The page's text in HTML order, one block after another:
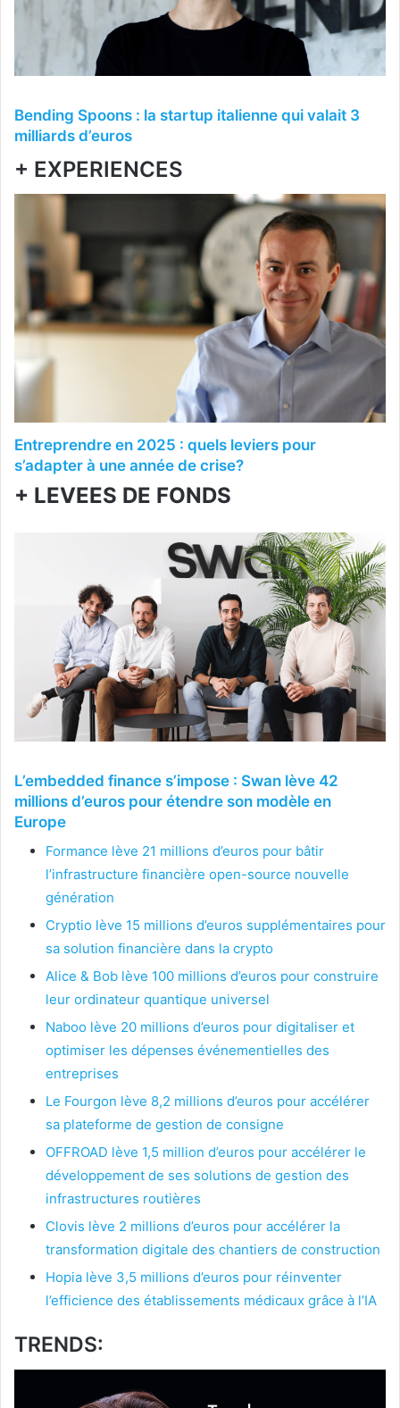
Bending Spoons : la startup italienne qui valait 3
milliards d’euros
+ EXPERIENCES
Entreprendre en 2025 : quels leviers pour
s’adapter à une année de crise?
+ LEVEES DE FONDS
L’embedded finance s’impose : Swan lève 42
millions d’euros pour étendre son modèle en
Europe
Formance lève 21 millions d’euros pour bâtir
l’infrastructure financière open-source nouvelle
génération
Cryptio lève 15 millions d’euros supplémentaires pour
sa solution financière dans la crypto
Alice & Bob lève 100 millions d’euros pour construire
leur ordinateur quantique universel
Naboo lève 20 millions d’euros pour digitaliser et
optimiser les dépenses événementielles des
entreprises
Le Fourgon lève 8,2 millions d’euros pour accélérer
sa plateforme de gestion de consigne
OFFROAD lève 1,5 million d’euros pour accélérer le
développement de ses solutions de gestion des
infrastructures routières
Clovis lève 2 millions d’euros pour accélérer la
transformation digitale des chantiers de construction
Hopia lève 3,5 millions d’euros pour réinventer
l’efficience des établissements médicaux grâce à l’IA
TRENDS: